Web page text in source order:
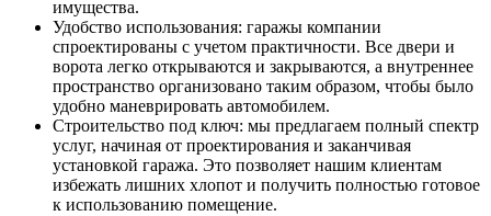
имущества.
Удобство использования: гаражы компании
спроектированы с учетом практичности. Все двери и
ворота легко открываются и закрываются, а внутреннее
пространство организовано таким образом, чтобы было
удобно маневрировать автомобилем.
Строительство под ключ: мы предлагаем полный спектр
услуг, начиная от проектирования и заканчивая
установкой гаража. Это позволяет нашим клиентам
избежать лишних хлопот и получить полностью готовое
к использованию помещение.